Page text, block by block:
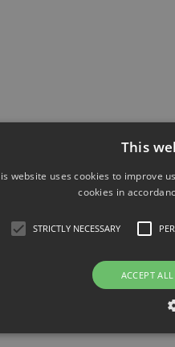
This
website uses cookies to improve
cookies in
STRICTLY NECESSARY
ACCEPT ALL